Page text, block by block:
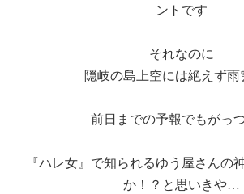
ントです
それなのに
隠岐の島上空には絶えず
前日までの予報でもがっ
『ハレ女』で知られるゆう屋さんの
か！？と思いきや…